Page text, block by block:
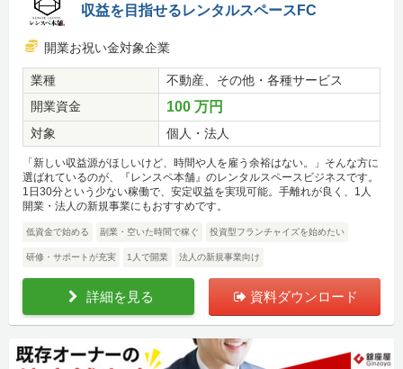
収益を目指せるレンタルスペースFC
開業お祝い金対象企業
業種
不動産、その他・各種サービス
開業資金
100 万円
対象 個人・法人
「新しい収益源がほしいけど、時間や人を雇う余裕はない。」そんな方に
選ばれているのが、『レンスペ本舗』のレンタルスペースビジネスです。
1日30分という少ない稼働で、安定収益を実現可能。手離れが良く、1人
開業・法人の新規事業にもおすすめです。
低資金で始める 副業・空いた時間で稼ぐ 投資型フランチャイズを始めたい
研修・サポートが充実 1人で開業 法人の新規事業向け
詳細を見る 資料ダウンロード